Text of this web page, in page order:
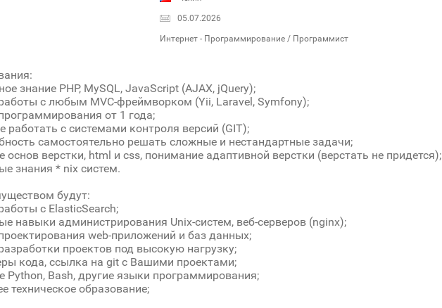
05.07.2026
Интернет - Программирование / Программист
знание PHP, MySQL, JavaScript (AJAX, jQuery);
с любым MVC-фреймворком (Yii, Laravel, Symfony);
от 1 года;
работать с системами контроля версий (GIT);
самостоятельно решать сложные и нестандартные задачи;
основ верстки, html и css, понимание адаптивной верстки (верстать не придется);
знания * nix систем.
будут:
с ElasticSearch;
навыки администрирования Unix-систем, веб-серверов (nginx);
web-приложений и баз данных;
проектов под высокую нагрузку;
кода, ссылка на git с Вашими проектами;
Python, Bash, другие языки программирования;
техническое образование;